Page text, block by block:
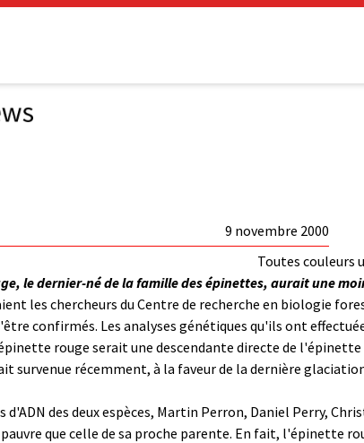
9 novembre 2000
Toutes couleurs
le dernier-né de la famille des épinettes, aurait une
les chercheurs du Centre de recherche en biologie
confirmés. Les analyses génétiques qu'ils ont
rouge serait une descendante directe de
survenue récemment, à la faveur de la dernière
d'ADN des deux espèces, Martin Perron, Daniel Perry,
que celle de sa proche parente. En fait, l'épinette